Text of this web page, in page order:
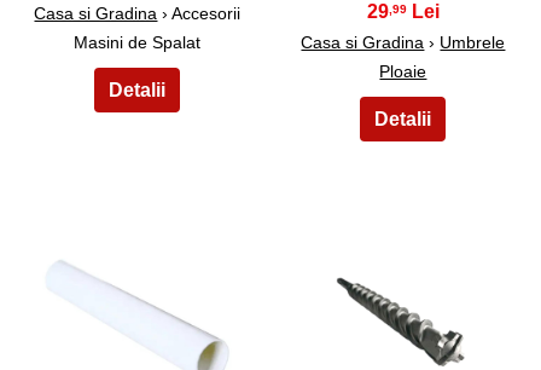
Casa si Gradina › Accesorii
Masini de Spalat
29,99
Casa si Gradina › Umbrele
Ploaie
10